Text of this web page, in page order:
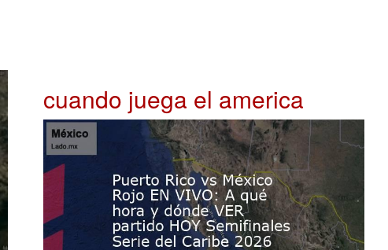
cuando juega el america